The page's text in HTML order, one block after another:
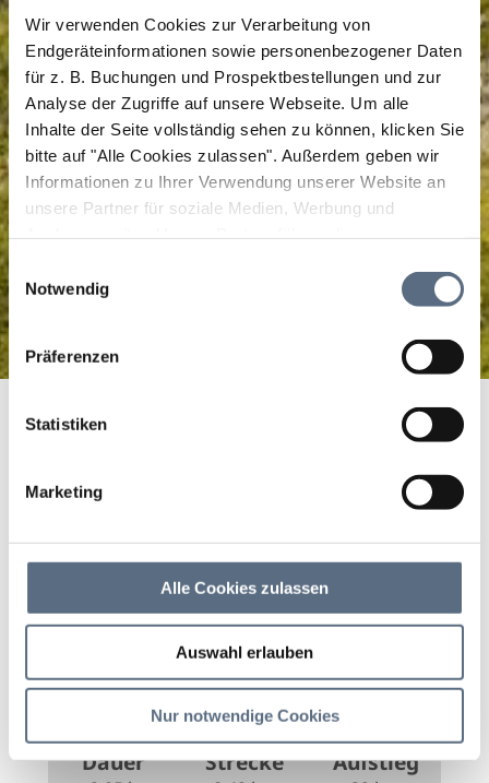
Wir verwenden Cookies zur Verarbeitung von
Endgeräteinformationen sowie personenbezogener Daten
für z. B. Buchungen und Prospektbestellungen und zur
Analyse der Zugriffe auf unsere Webseite. Um alle
Inhalte der Seite vollständig sehen zu können, klicken Sie
bitte auf "Alle Cookies zulassen". Außerdem geben wir
Informationen zu Ihrer Verwendung unserer Website an
unsere Partner für soziale Medien, Werbung und
zusammen, die Sie ihnen bereitgestellt haben oder die
sie im Rahmen Ihrer Nutzung der Dienste gesammelt
Einwilligungsauswahl
Notwendig
Präferenzen
Statistiken
Marketing
Alle Cookies zulassen
Auswahl erlauben
Nur notwendige Cookies
Winterwanderung entlang des Lenggrieser Höhenwegs Richtung
Winterwanderung
entlang des Lenggrieser
Höhenwegs Richtung
Arzbach
Winterwanderung, Winter|
leicht
Dauer Strecke Aufstieg